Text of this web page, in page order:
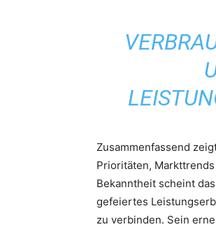
Zusammenfassend
Prioritäten,
Bekanntheit scheint
gefeiertes
zu verbinden. Sein